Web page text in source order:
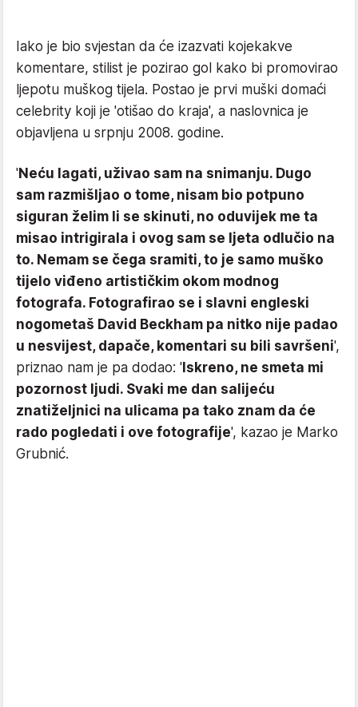
Iako je bio svjestan da će izazvati kojekakve
komentare, stilist je pozirao gol kako bi promovirao
ljepotu muškog tijela. Postao je prvi muški domaći
celebrity koji je 'otišao do kraja', a naslovnica je
objavljena u srpnju 2008. godine.
'Neću lagati, uživao sam na snimanju. Dugo
sam razmišljao o tome, nisam bio potpuno
siguran želim li se skinuti, no oduvijek me ta
misao intrigirala i ovog sam se ljeta odlučio na
to. Nemam se čega sramiti, to je samo muško
tijelo viđeno artističkim okom modnog
fotografa. Fotografirao se i slavni engleski
nogometaš David Beckham pa nitko nije padao
u nesvijest, dapače, komentari su bili savršeni',
priznao nam je pa dodao: ' Iskreno, ne smeta mi
pozornost ljudi. Svaki me dan salijeću
znatiželjnici na ulicama pa tako znam da će
rado pogledati i ove fotografije', kazao je Marko
Grubnić.